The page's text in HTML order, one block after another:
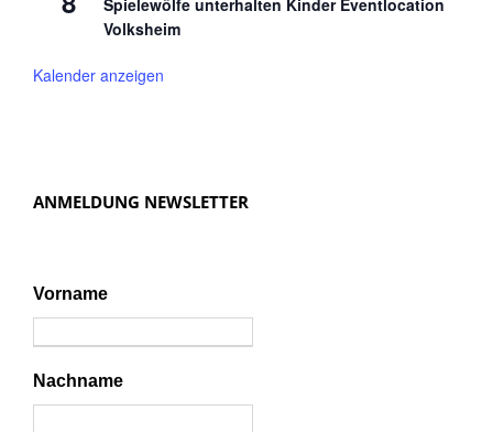
Volksheim
Kalender anzeigen
ANMELDUNG NEWSLETTER
Vorname
Nachname